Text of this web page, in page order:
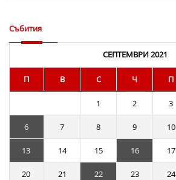
Събития
СЕПТЕМВРИ 2021
П В С Ч П
1 2 3
6 7 8 9 10
13 14 15 16 17
20 21 22 23 24